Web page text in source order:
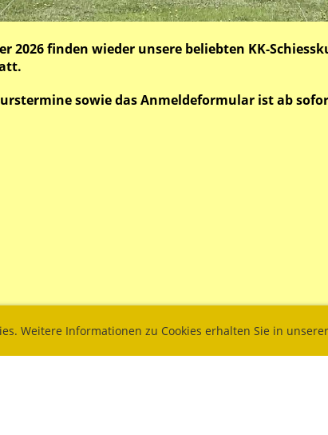
Weitere Informationen zu Cookies erhalten Sie in
2026 finden wieder unsere beliebten KK-
sowie das Anmeldeformular ist ab